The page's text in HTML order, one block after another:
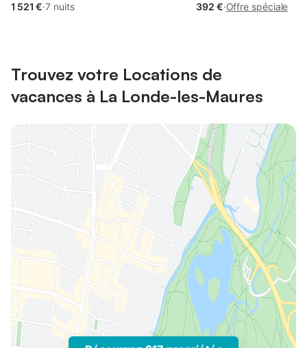
1 521 €·7 nuits
392 €·Offre spéciale
Trouvez votre Locations de
vacances à La Londe-les-Maures